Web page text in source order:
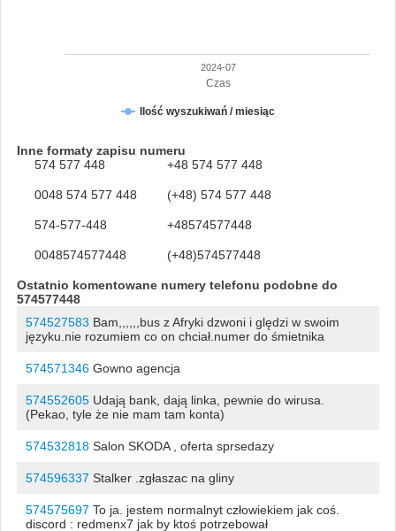
Czas
Ilość wyszukiwań / miesiąc
2024-07
Inne formaty zapisu numeru
574 577 448
+48 574 577 448
0048 574 577 448 (+48) 574 577 448
574-577-448 +48574577448
0048574577448 (+48)574577448
Ostatnio komentowane numery telefonu podobne do
574577448
574527583 Bam,,,,,,bus z Afryki dzwoni i ględzi w swoim
języku.nie rozumiem co on chciał.numer do śmietnika
574571346Gowno agencja
574552605Udają bank, dają linka, pewnie do wirusa.
(Pekao, tyle że nie mam tam konta)
574532818Salon SKODA , oferta sprsedazy
574596337 Stalker .zgłaszac na gliny
574575697 To ja. jestem normalnyt człowiekiem jak coś.
discord : redmenx7 jak by ktoś potrzebował